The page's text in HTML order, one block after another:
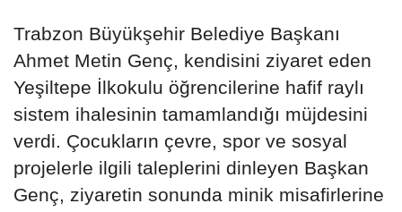
Trabzon Büyükşehir Belediye Başkanı
Ahmet Metin Genç, kendisini ziyaret eden
Yeşiltepe İlkokulu öğrencilerine hafif raylı
sistem ihalesinin tamamlandığı müjdesini
verdi. Çocukların çevre, spor ve sosyal
projelerle ilgili taleplerini dinleyen Başkan
Genç, ziyaretin sonunda minik misafirlerine